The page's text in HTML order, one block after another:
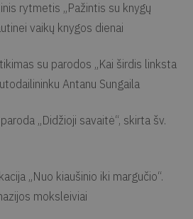
rytmetis „Pažintis su knygų
vaikų knygos dienai
su parodos „Kai širdis linksta
Antanu Sungaila
„Didžioji savaitė“, skirta šv.
„Nuo kiaušinio iki margučio“.
moksleiviai